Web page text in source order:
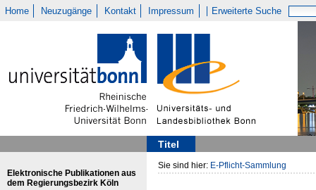
Home Neuzugänge Kontakt Impressum Erweiterte Suche
Titel
Elektronische Publikationen aus
dem Regierungsbezirk Köln
Sie sind hier: E-Pflicht-Sammlung